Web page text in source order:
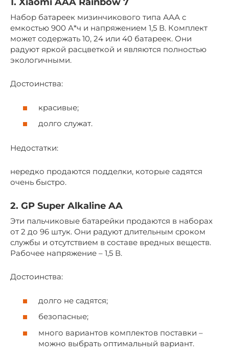
Набор батареек мизинчикового типа ААА с
емкостью 900 А*ч и напряжением 1,5 В. Комплект
может содержать 10, 24 или 40 батареек. Они
радуют яркой расцветкой и являются полностью
экологичными.
Достоинства:
красивые;
долго служат.
Недостатки:
нередко продаются подделки, которые садятся
очень быстро.
2. GP Super Alkaline AA
Эти пальчиковые батарейки продаются в наборах
от 2 до 96 штук. Они радуют длительным сроком
службы и отсутствием в составе вредных веществ.
Рабочее напряжение – 1,5 В.
Достоинства:
долго не садятся;
безопасные;
много вариантов комплектов поставки –
можно выбрать оптимальный вариант.